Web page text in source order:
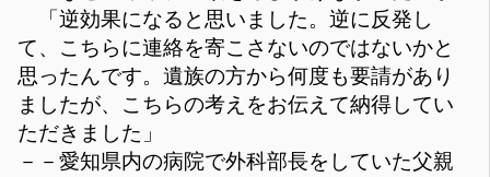
「逆効果になると思いました。逆に反発し
て、こちらに連絡を寄こさないのではないかと
思ったんです。遺族の方から何度も要請があり
ましたが、こちらの考えをお伝えて納得してい
ただきました」
－－愛知県内の病院で外科部長をしていた父親